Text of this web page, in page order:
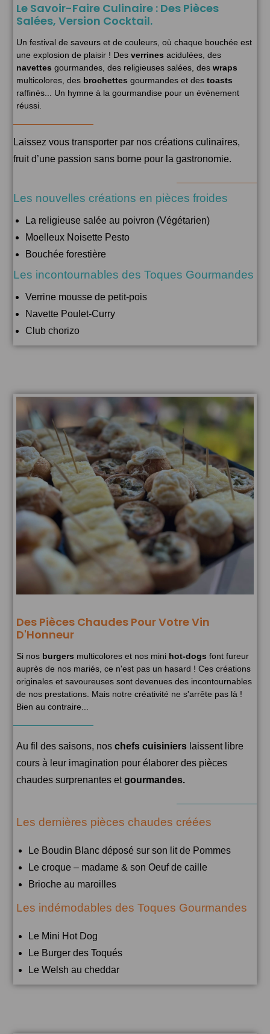
Le Savoir-Faire Culinaire : Des Pièces
Salées, Version Cocktail.
Un festival de saveurs et de couleurs, où chaque bouchée est
une explosion de plaisir ! Desverrines acidulées, des
navettes gourmandes, des religieuses salées, deswraps
multicolores, des brochettes gourmandes et des toasts
raffinés... Un hymne à la gourmandise pour un événement
réussi.
Laissez vous transporter par nos créations culinaires,
fruit d’une passion sans borne pour la gastronomie.
Les nouvelles créations en pièces froides
La religieuse salée au poivron (Végétarien)
Moelleux Noisette Pesto
Bouchée forestière
Les incontournables des Toques Gourmandes
Verrine mousse de petit-pois
Navette Poulet-Curry
Club chorizo
Des Pièces Chaudes Pour Votre Vin
D'Honneur
Si nos burgers multicolores et nos mini hot-dogsfont fureur
auprès de nos mariés, ce n'est pas un hasard ! Ces créations
originales et savoureuses sont devenues des incontournables
de nos prestations. Mais notre créativité ne s'arrête pas là !
Bien au contraire...
Au fil des saisons, noschefs cuisiniers laissent libre
cours à leur imagination pour élaborer des pièces
chaudes surprenantes etgourmandes.
Les dernières pièces chaudes créées
Le Boudin Blanc déposé sur son lit de Pommes
Le croque – madame & son Oeuf de caille
Brioche au maroilles
Les indémodables des Toques Gourmandes
Le Mini Hot Dog
Le Burger des Toqués
Le Welsh au cheddar